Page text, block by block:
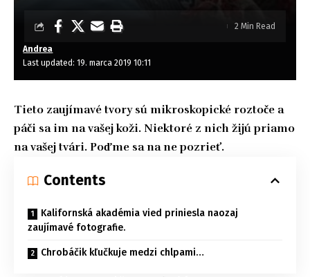
Last updated: 19. marca 2019 10:11
Andrea
2 Min Read
Tieto zaujímavé tvory sú mikroskopické roztoče a
páči sa im na vašej koži. Niektoré z nich žijú priamo
na vašej tvári. Poďme sa na ne pozrieť.
Contents
Kalifornská akadémia vied priniesla naozaj
zaujímavé fotografie.
Chrobáčik kľučkuje medzi chlpami…